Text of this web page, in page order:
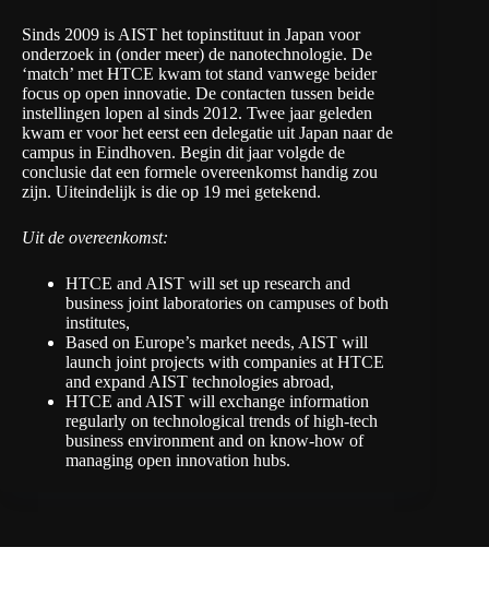
Sinds 2009 is AIST het topinstituut in Japan voor
onderzoek in (onder meer) de nanotechnologie. De
‘match’ met HTCE kwam tot stand vanwege beider
focus op open innovatie. De contacten tussen beide
instellingen lopen al sinds 2012. Twee jaar geleden
kwam er voor het eerst een delegatie uit Japan naar de
campus in Eindhoven. Begin dit jaar volgde de
conclusie dat een formele overeenkomst handig zou
zijn. Uiteindelijk is die op 19 mei getekend.
Uit de overeenkomst:
HTCE and AIST will set up research and
business joint laboratories on campuses of both
institutes,
Based on Europe’s market needs, AIST will
launch joint projects with companies at HTCE
and expand AIST technologies abroad,
HTCE and AIST will exchange information
regularly on technological trends of high-tech
business environment and on know-how of
managing open innovation hubs.